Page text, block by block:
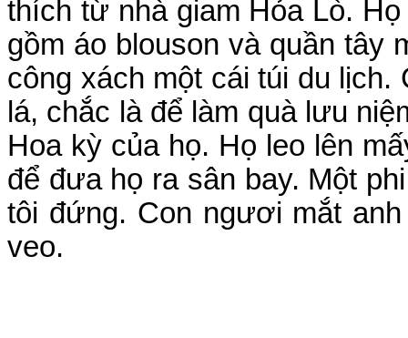
thích từ nhà giam Hỏa Lò.
gồm áo blouson và quần tây
công xách một cái túi du
lá, chắc là để làm quà lưu
Hoa kỳ của họ. Họ leo lên
để đưa họ ra sân bay. Một
tôi đứng. Con ngươi mắt
veo.